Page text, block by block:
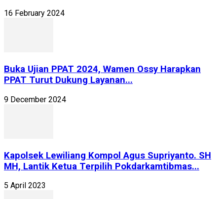
16 February 2024
Buka Ujian PPAT 2024, Wamen Ossy Harapkan
PPAT Turut Dukung Layanan...
9 December 2024
Kapolsek Lewiliang Kompol Agus Supriyanto. SH
MH, Lantik Ketua Terpilih Pokdarkamtibmas...
5 April 2023